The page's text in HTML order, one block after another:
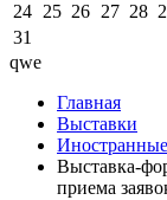
24 25 26 27 28
31
qwe
Главная
Выставки
Иностранные
Выставка-
приема